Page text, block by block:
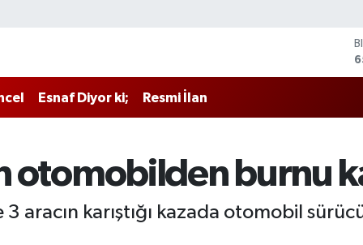
Esnaf Diyor ki; Resmi İlan
otomobilden burnu
aracın karıştığı kazada otomobil